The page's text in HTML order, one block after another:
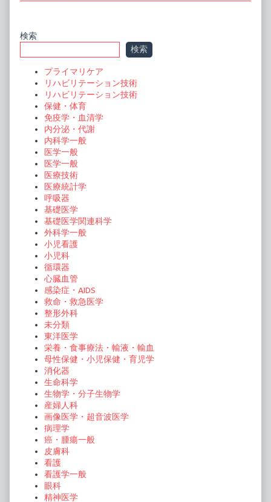
Primary
Sidebar
検索
検索
プライマリケア
リハビリテーション技術
リハビリテーション技術
保健・体育
免疫学・血清学
内分泌・代謝
内科学一般
医学一般
医学一般
医療技術
医療統計学
呼吸器
基礎医学
基礎医学関連科学
外科学一般
小児看護
小児科
循環器
心臓血管
感染症・AIDS
救命・救急医学
整形外科
未分類
東洋医学
栄養・食事療法・輸液・輸血
母性保健・小児保健・育児学
消化器
生命科学
生物学・分子生物学
産婦人科
画像医学・超音波医学
病理学
癌・腫瘍一般
皮膚科
看護
看護学一般
眼科
精神医学